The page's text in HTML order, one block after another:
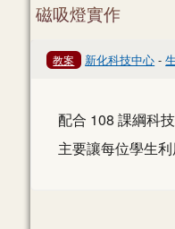
磁吸燈實作
教案 新化科技中心 -
配合 108 課綱科
主要讓每位學生